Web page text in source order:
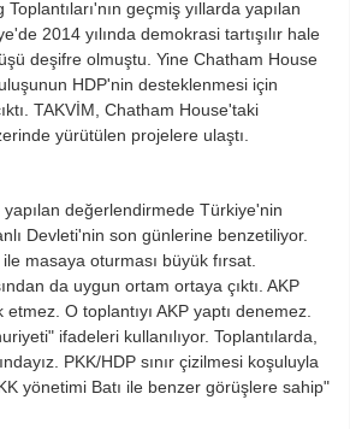
geçmiş yıllarda yapılan
2014 yılında demokrasi tartışılır hale
deşifre olmuştu. Yine Chatham House
HDP'nin desteklenmesi için
TAKVİM, Chatham House'taki
yürütülen projelere ulaştı.
değerlendirmede Türkiye'nin
Devleti'nin son günlerine benzetiliyor.
masaya oturması büyük fırsat.
da uygun ortam ortaya çıktı. AKP
O toplantıyı AKP yaptı denemez.
ifadeleri kullanılıyor. Toplantılarda,
PKK/HDP sınır çizilmesi koşuluyla
yönetimi Batı ile benzer görüşlere sahip"